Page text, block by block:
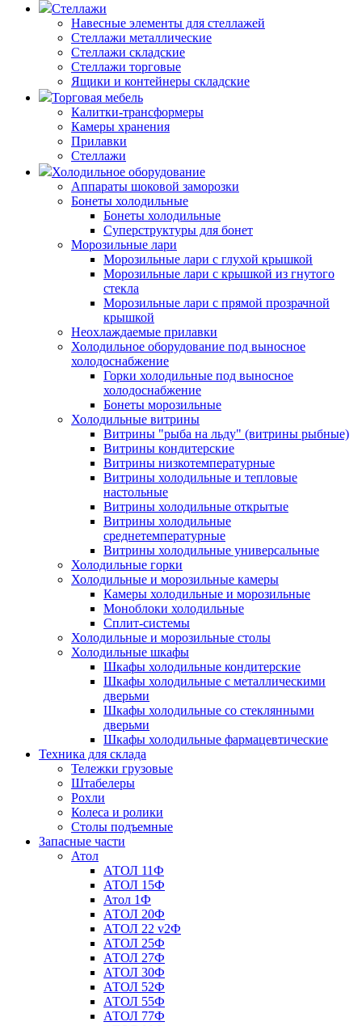
Стеллажи
Навесные элементы для стеллажей
Стеллажи металлические
Стеллажи складские
Стеллажи торговые
Ящики и контейнеры складские
Торговая мебель
Калитки-трансформеры
Камеры хранения
Прилавки
Стеллажи
Холодильное оборудование
Аппараты шоковой заморозки
Бонеты холодильные
Бонеты холодильные
Суперструктуры для бонет
Морозильные лари
Морозильные лари с глухой крышкой
Морозильные лари с крышкой из гнутого
стекла
Морозильные лари с прямой прозрачной
крышкой
Неохлаждаемые прилавки
Холодильное оборудование под выносное
холодоснабжение
Горки холодильные под выносное
холодоснабжение
Бонеты морозильные
Холодильные витрины
Витрины "рыба на льду" (витрины рыбные)
Витрины кондитерские
Витрины низкотемпературные
Витрины холодильные и тепловые
настольные
Витрины холодильные открытые
Витрины холодильные
среднетемпературные
Витрины холодильные универсальные
Холодильные горки
Холодильные и морозильные камеры
Камеры холодильные и морозильные
Моноблоки холодильные
Сплит-системы
Холодильные и морозильные столы
Холодильные шкафы
Шкафы холодильные кондитерские
Шкафы холодильные с металлическими
дверьми
Шкафы холодильные со стеклянными
дверьми
Шкафы холодильные фармацевтические
Техника для склада
Тележки грузовые
Штабелеры
Рохли
Колеса и ролики
Столы подъемные
Запасные части
Атол
АТОЛ 11Ф
АТОЛ 15Ф
Атол 1Ф
АТОЛ 20Ф
АТОЛ 22 v2Ф
АТОЛ 25Ф
АТОЛ 27Ф
АТОЛ 30Ф
АТОЛ 52Ф
АТОЛ 55Ф
АТОЛ 77Ф